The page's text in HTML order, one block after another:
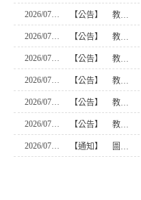
2026/07/31 【公告】 教務處
2026/07/30 【公告】 教務處
2026/07/30 【公告】 教務處
2026/07/30 【公告】 教務處
2026/07/30 【公告】 教務處
2026/07/30 【公告】 教務處
2026/07/30 【通知】 圖書館